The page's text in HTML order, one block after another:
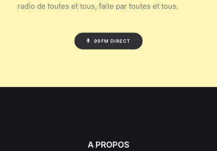
radio de toutes et tous, faite par toutes et tous.
99FM DIRECT
A PROPOS